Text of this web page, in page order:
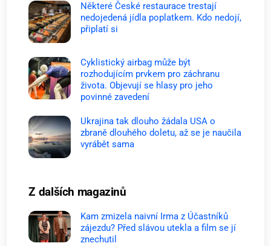
Některé České restaurace trestají
nedojedená jídla poplatkem. Kdo nedojí,
připlatí si
Cyklistický airbag může být
rozhodujícím prvkem pro záchranu
života. Objevují se hlasy pro jeho
povinné zavedení
Ukrajina tak dlouho žádala USA o
zbraně dlouhého doletu, až se je naučila
vyrábět sama
Z dalších magazinů
Kam zmizela naivní Irma z Účastníků
zájezdu? Před slávou utekla a film se jí
znechutil